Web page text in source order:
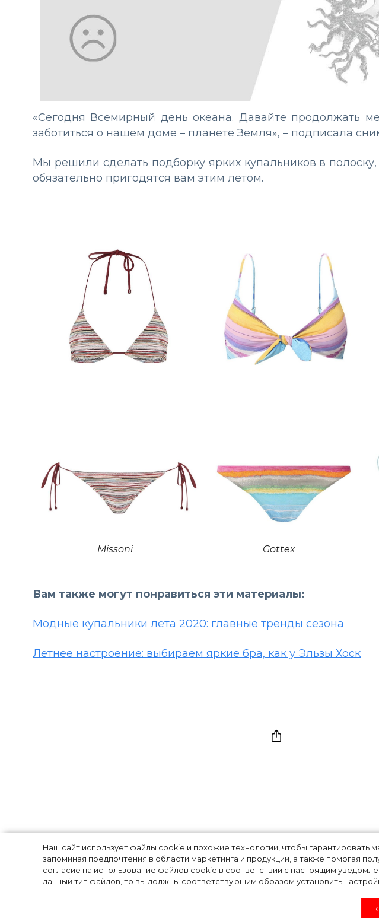
Наш сайт использует файлы cookie и похожие технологии, чтобы
запоминая предпочтения в области маркетинга и продукции, а также помогая
согласие на использование файлов cookie в соответствии с настоящим
данный тип файлов, то вы должны соответствующим образом установить
«Сегодня Всемирный день океана. Давайте продолжать
заботиться о нашем доме – планете Земля», – подписала
Мы решили сделать подборку ярких купальников в полоску,
обязательно пригодятся вам этим летом.
Missoni Gottex
Вам также могут понравиться эти материалы:
Модные купальники лета 2020: главные тренды сезона
Летнее настроение: выбираем яркие бра, как у Эльзы Хоск
Гардероб на каждый
Ахмадуллина показала